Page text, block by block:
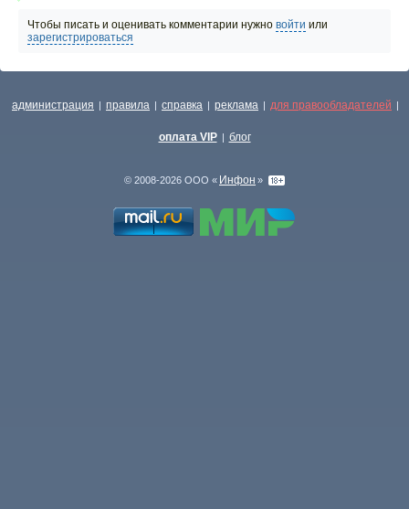
Чтобы писать и оценивать комментарии нужно войти или
зарегистрироваться
администрация | правила | справка | реклама | для правообладателей |
оплата VIP | блог
© 2008-2026 ООО « Инфон »